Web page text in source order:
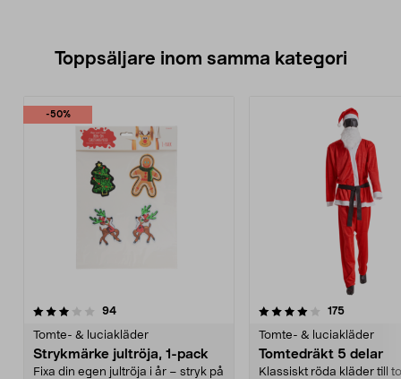
Toppsäljare inom samma kategori
-50%
94recensioner
Tomte- & luciakläder
Strykmärke jultröja, 1-pack
Fixa din egen jultröja i år – stryk på
4.0 av 5 stjärnor 175
Tomte- & luciakläder
Tomtedräkt 5 delar
Klassiskt röda kläder till
4.5 av 5 stjärnor